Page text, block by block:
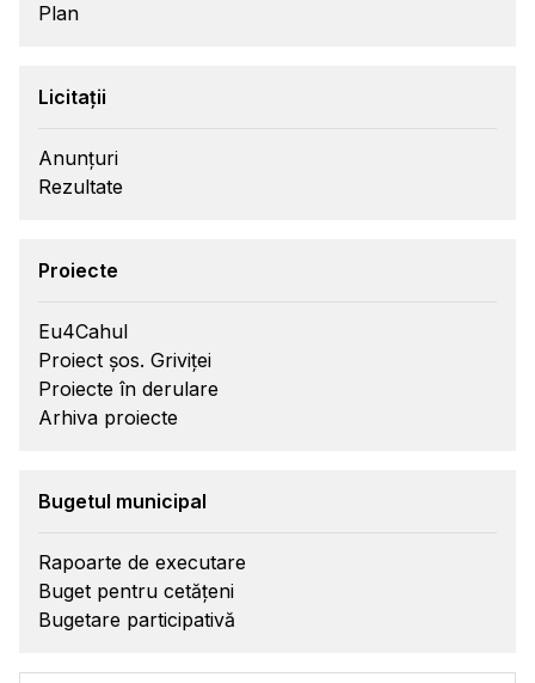
Plan
Licitații
Anunțuri
Rezultate
Proiecte
Eu4Cahul
Proiect șos. Griviței
Proiecte în derulare
Arhiva proiecte
Bugetul municipal
Rapoarte de executare
Buget pentru cetățeni
Bugetare participativă